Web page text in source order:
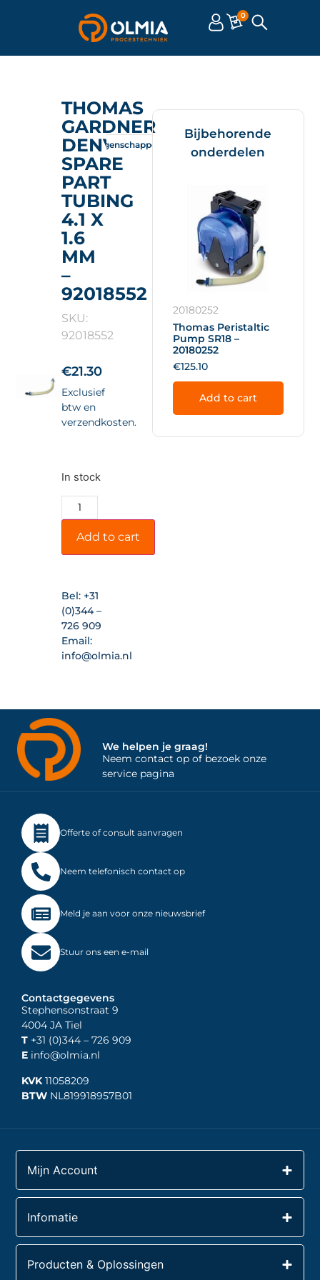
0
THOMAS
GARDNER
DENVER
SPARE
PART
TUBING
4.1 X
1.6
MM
–
92018552
SKU:
92018552
€21.30
Exclusief
btw en
verzendkosten.
In stock
Add to cart
Bel: +31
(0)344 –
726 909
Email:
info@olmia.nl
Omschrijving Eigenschappen Documenten
Bijbehorende
onderdelen
20180252
Thomas Peristaltic
Pump SR18 –
20180252
€125.10
Add to cart
We helpen je graag!
Neem contact op of bezoek onze
service pagina
Offerte of consult aanvragen
Neem telefonisch contact op
Meld je aan voor onze nieuwsbrief
Stuur ons een e-mail
Contactgegevens
Stephensonstraat 9
4004 JA Tiel
T +31 (0)344 – 726 909
E info@olmia.nl
KVK11058209
BTW NL819918957B01
Mijn Account
Infomatie
Producten & Oplossingen